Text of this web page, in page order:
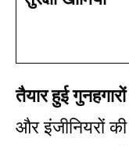
तैयार हुई
और इंजीनियरों